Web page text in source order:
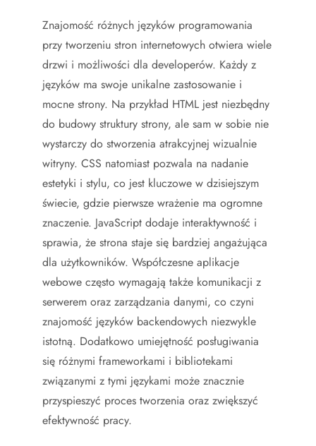
Znajomość różnych języków programowania
przy tworzeniu stron internetowych otwiera wiele
drzwi i możliwości dla developerów. Każdy z
języków ma swoje unikalne zastosowanie i
mocne strony. Na przykład HTML jest niezbędny
do budowy struktury strony, ale sam w sobie nie
wystarczy do stworzenia atrakcyjnej wizualnie
witryny. CSS natomiast pozwala na nadanie
estetyki i stylu, co jest kluczowe w dzisiejszym
świecie, gdzie pierwsze wrażenie ma ogromne
znaczenie. JavaScript dodaje interaktywność i
sprawia, że strona staje się bardziej angażująca
dla użytkowników. Współczesne aplikacje
webowe często wymagają także komunikacji z
serwerem oraz zarządzania danymi, co czyni
znajomość języków backendowych niezwykle
istotną. Dodatkowo umiejętność posługiwania
się różnymi frameworkami i bibliotekami
związanymi z tymi językami może znacznie
przyspieszyć proces tworzenia oraz zwiększyć
efektywność pracy.